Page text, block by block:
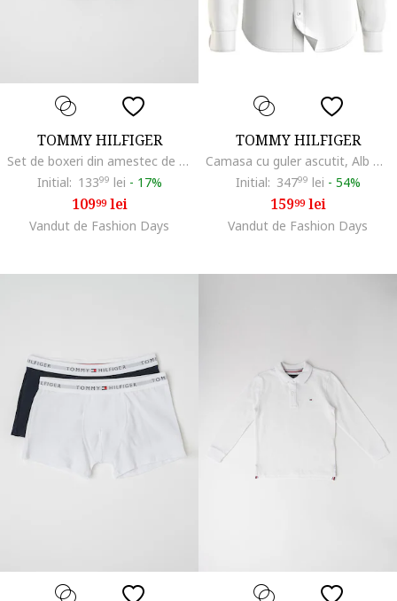
TOMMY HILFIGER
Set de boxeri din amestec de bumbac - 2 perechi, Albastru ultramarin
Initial: 13399 lei - 17%
10999lei
Vandut de Fashion Days
TOMMY HILFIGER
Camasa cu guler ascutit, Alb murdar
Initial: 34799 lei - 54%
15999lei
Vandut de Fashion Days